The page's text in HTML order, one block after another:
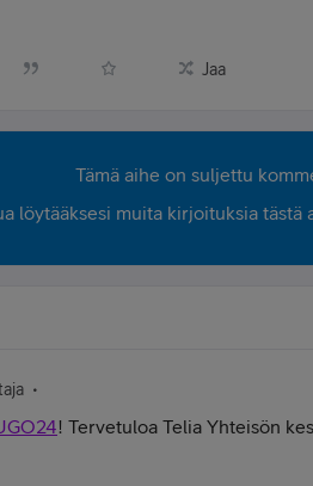
Jaa
Tämä aihe on suljettu
löytääksesi muita kirjoituksia tästä
! Tervetuloa Telia Yhteisön